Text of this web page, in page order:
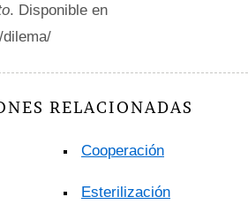
. Disponible en
RELACIONADAS
Cooperación
Esterilización